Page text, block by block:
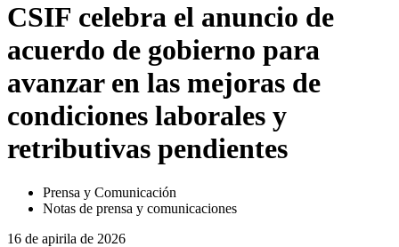
CSIF celebra el anuncio de
acuerdo de gobierno para
avanzar en las mejoras de
condiciones laborales y
retributivas pendientes
Prensa y Comunicación
Notas de prensa y comunicaciones
16 de apirila de 2026